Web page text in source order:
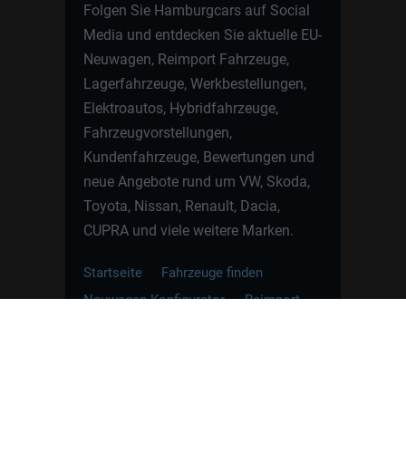
Folgen Sie Hamburgcars auf Social
Media und entdecken Sie aktuelle EU-
Neuwagen, Reimport Fahrzeuge,
Lagerfahrzeuge, Werkbestellungen,
Elektroautos, Hybridfahrzeuge,
Fahrzeugvorstellungen,
Kundenfahrzeuge, Bewertungen und
neue Angebote rund um VW, Skoda,
Toyota, Nissan, Renault, Dacia,
CUPRA und viele weitere Marken.
Startseite
Fahrzeuge finden
Neuwagen Konfigurator
Reimport